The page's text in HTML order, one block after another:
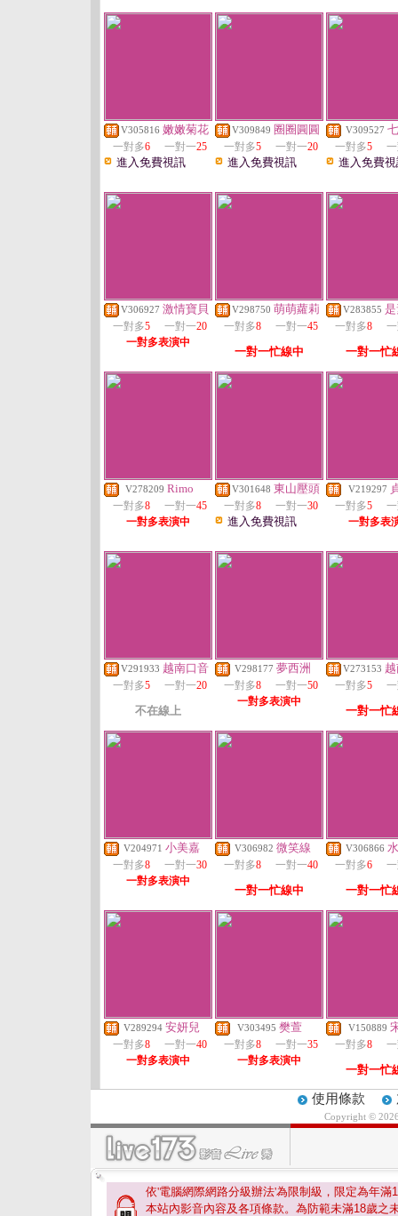
V305816 嫩嫩菊花
一對多6 一對一25
進入免費視訊
V309849 圈圈圓圓
一對多5 一對一20
進入免費視訊
V309527
一對多5
進入免費
V306927 激情寶貝
一對多5 一對一20
一對多表演中
V298750 萌萌蘿莉
一對多8 一對一45
一對一忙線中
V283855
一對多8
一對一忙
V278209 Rimo
一對多8 一對一45
一對多表演中
V301648 東山壓頭
一對多8 一對一30
進入免費視訊
V219297
一對多5
一對多表
V291933 越南口音
一對多5 一對一20
不在線上
V298177 夢西洲
一對多8 一對一50
一對多表演中
V273153
一對多5
一對一忙
V204971 小美嘉
一對多8 一對一30
一對多表演中
V306982 微笑線
一對多8 一對一40
一對一忙線中
V306866
一對多6
一對一忙
V289294 安妍兒
一對多8 一對一40
一對多表演中
V303495 樊萱
一對多8 一對一35
一對多表演中
V150889
一對多8
一對一忙
使用條款
Copyright ©
依'電腦網際網路分級辦法'為限制級，限定為年滿
本站內影音內容及各項條款。為防範未滿18歲之